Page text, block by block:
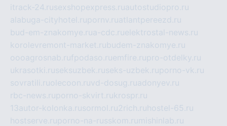
itrack-24.rusexshopexpress.ruautostudiopro.ru
alabuga-cityhotel.rupornv.ruatlantpereezd.ru
bud-em-znakomye.rua-cdc.ruelektrostal-news.ru
korolevremont-market.rubudem-znakomye.ru
oooagrosnab.rufpodaso.ruemfire.rupro-otdelky.ru
ukrasotki.ruseksuzbek.ruseks-uzbek.ruporno-vk.ru
sovratili.ruolecoon.ruvd-dosug.ruadonyev.ru
rbc-news.ruporno-skvirt.rukrospr.ru
13autor-kolonka.rusormol.ru2rich.ru hostel-65.ru
hostserve.ruporno-na-russkom.ru mishinlab.ru